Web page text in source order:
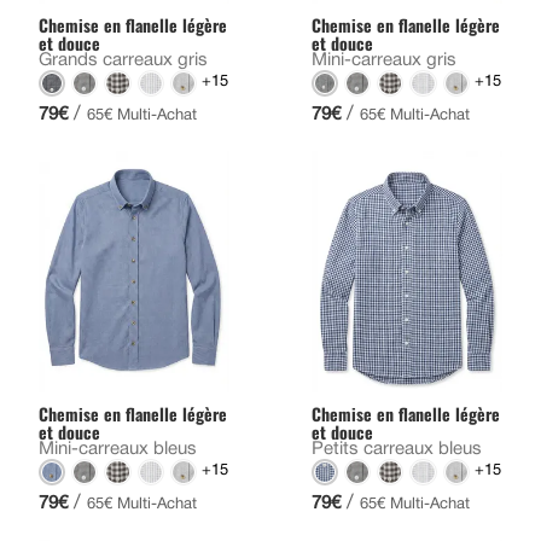
Chemise en flanelle légère
et douce
Grands carreaux gris
+15
79€ / 65€ Multi-Achat
Chemise en flanelle légère
et douce
Mini-carreaux gris
+15
79€ / 65€ Multi-Achat
Chemise en flanelle légère
et douce
Mini-carreaux bleus
+15
79€ / 65€ Multi-Achat
Chemise en flanelle légère
et douce
Petits carreaux bleus
+15
79€ / 65€ Multi-Achat